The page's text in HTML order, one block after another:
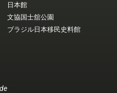
日本館
文協国士舘公園
ブラジル日本移民史料館